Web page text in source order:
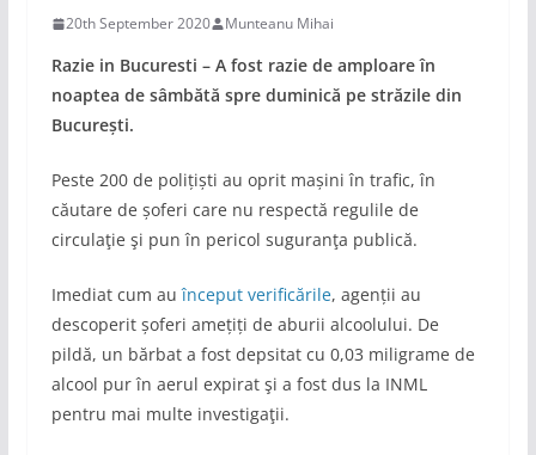
20th September 2020 Munteanu Mihai
Razie in Bucuresti – A fost razie de amploare în
noaptea de sâmbătă spre duminică pe străzile din
București.
Peste 200 de polițiști au oprit mașini în trafic, în
căutare de șoferi care nu respectă regulile de
circulaţie şi pun în pericol suguranţa publică.
Imediat cum au început verificările, agenții au
descoperit șoferi amețiți de aburii alcoolului. De
pildă, un bărbat a fost depsitat cu 0,03 miligrame de
alcool pur în aerul expirat şi a fost dus la INML
pentru mai multe investigaţii.